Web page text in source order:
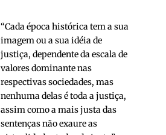
“Cada época histórica tem a sua
imagem ou a sua idéia de
justiça, dependente da escala de
valores dominante nas
respectivas sociedades, mas
nenhuma delas é toda a justiça,
assim como a mais justa das
sentenças não exaure as